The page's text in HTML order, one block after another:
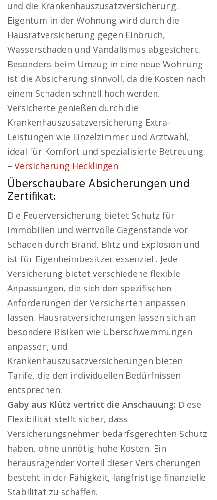
und die Krankenhauszusatzversicherung.
Eigentum in der Wohnung wird durch die
Hausratversicherung gegen Einbruch,
Wasserschäden und Vandalismus abgesichert.
Besonders beim Umzug in eine neue Wohnung
ist die Absicherung sinnvoll, da die Kosten nach
einem Schaden schnell hoch werden.
Versicherte genießen durch die
Krankenhauszusatzversicherung Extra-
Leistungen wie Einzelzimmer und Arztwahl,
ideal für Komfort und spezialisierte Betreuung.
– Versicherung Hecklingen
Überschaubare Absicherungen und
Zertifikat:
Die Feuerversicherung bietet Schutz für
Immobilien und wertvolle Gegenstände vor
Schäden durch Brand, Blitz und Explosion und
ist für Eigenheimbesitzer essenziell. Jede
Versicherung bietet verschiedene flexible
Anpassungen, die sich den spezifischen
Anforderungen der Versicherten anpassen
lassen. Hausratversicherungen lassen sich an
besondere Risiken wie Überschwemmungen
anpassen, und
Krankenhauszusatzversicherungen bieten
Tarife, die den individuellen Bedürfnissen
entsprechen.
Gaby aus Klütz vertritt die Anschauung: Diese
Flexibilität stellt sicher, dass
Versicherungsnehmer bedarfsgerechten Schutz
haben, ohne unnötig hohe Kosten. Ein
herausragender Vorteil dieser Versicherungen
besteht in der Fähigkeit, langfristige finanzielle
Stabilität zu schaffen.